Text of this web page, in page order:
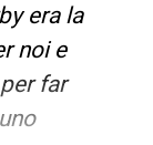
era la
noi e
far